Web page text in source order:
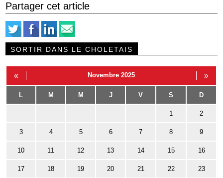
Partager cet article
SORTIR DANS LE CHOLETAIS
« Novembre 2025 »
L M M J V S D
1 2
3 4 5 6 7 8 9
10 11 12 13 14 15 16
17 18 19 20 21 22 23